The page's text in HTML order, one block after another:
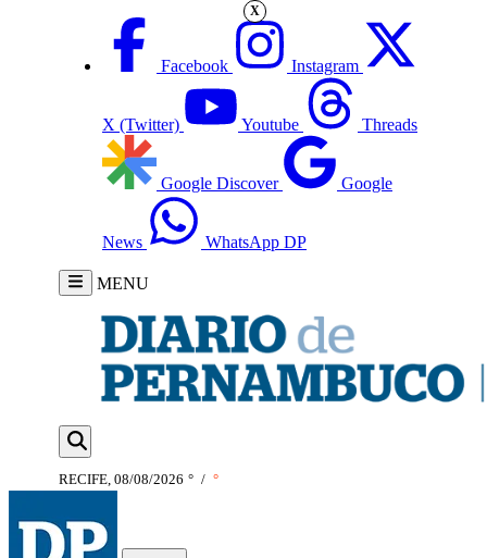
Facebook Instagram
X (Twitter) Youtube Threads
Google Discover Google
News WhatsApp DP
MENU
RECIFE, 08/08/2026 ° / °
X